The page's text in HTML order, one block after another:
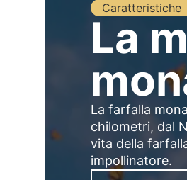
Caratteristiche
La
La farfalla
chilometri, dal
vita della
impollinatore.